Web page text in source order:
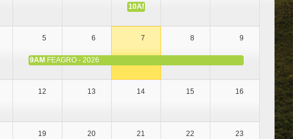
10AM
5 6 7 8 9
9AM FEAGRO - 2026
12 13 14 15 16
19 20 21 22 23